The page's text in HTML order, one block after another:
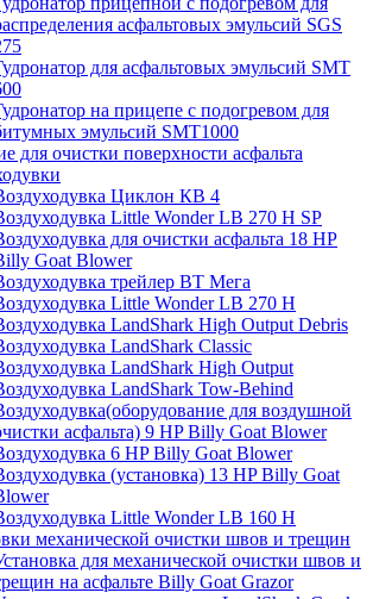
асфальтовых эмульсий SGS
для асфальтовых эмульсий SMT
на прицепе с подогревом для
эмульсий SMT1000
для очистки поверхности асфальта
Циклон КВ 4
Little Wonder LB 270 H SP
для очистки асфальта 18 HP
Goat Blower
трейлер ВТ Мега
Little Wonder LB 270 H
LandShark High Оutput Debris
LandShark Classic
LandShark High Output
LandShark Tow-Behind
для воздушной
асфальта) 9 HP Billy Goat Blower
6 HP Billy Goat Blower
(установка) 13 HP Billy Goat
Little Wonder LB 160 H
механической очистки швов и трещин
для механической очистки швов и
на асфальте Billy Goat Grazor